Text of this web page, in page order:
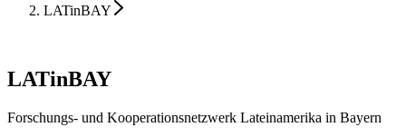
LATinBAY
LATinBAY
Forschungs- und Kooperationsnetzwerk Lateinamerika in Bayern